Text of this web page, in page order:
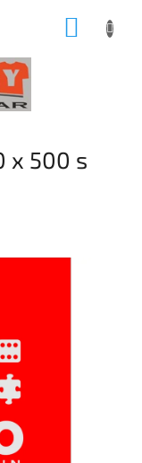
x 500 s